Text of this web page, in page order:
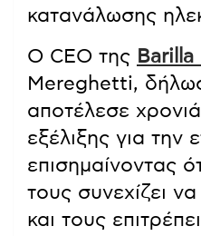
κατανάλωσης
Ο CEO της Barilla
Mereghetti,
αποτέλεσε
εξέλιξης για την
επισημαίνοντας
τους συνεχίζει
και τους